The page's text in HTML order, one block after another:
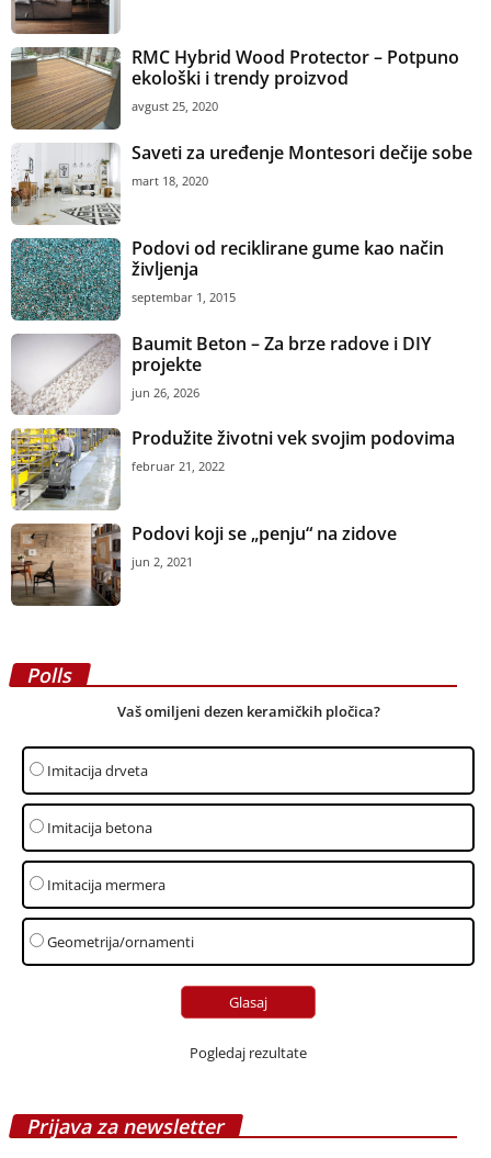
RMC Hybrid Wood Protector – Potpuno
ekološki i trendy proizvod
avgust 25, 2020
Saveti za uređenje Montesori dečije sobe
mart 18, 2020
Podovi od reciklirane gume kao način
življenja
septembar 1, 2015
Baumit Beton – Za brze radove i DIY
projekte
jun 26, 2026
Produžite životni vek svojim podovima
februar 21, 2022
Podovi koji se „penju“ na zidove
jun 2, 2021
Polls
Vaš omiljeni dezen keramičkih pločica?
Imitacija drveta
Imitacija betona
Imitacija mermera
Geometrija/ornamenti
Pogledaj rezultate
Prijava za newsletter